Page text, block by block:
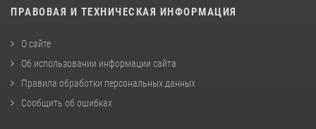
ПРАВОВАЯ И ТЕХНИЧЕСКАЯ ИНФОРМАЦИЯ
О сайте
Об использовании информации сайта
Правила обработки персональных данных
Сообщить об ошибках